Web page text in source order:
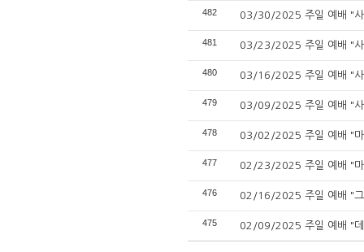
482 03/30/2025 주일 예배 "사
481 03/23/2025 주일 예배 "사
480 03/16/2025 주일 예배 "사
479 03/09/2025 주일 예배 "사
478 03/02/2025 주일 예배 "마
477 02/23/2025 주일 예배 "마
476 02/16/2025 주일 예배 "그
475 02/09/2025 주일 예배 "데